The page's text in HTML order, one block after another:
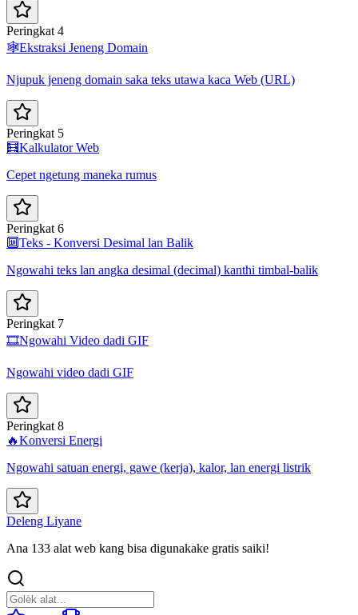
Peringkat 4
🕸️Ekstraksi Jeneng Domain
Njupuk jeneng domain saka teks utawa kaca Web (URL)
Peringkat 5
🧮Kalkulator Web
Cepet ngetung maneka rumus
Peringkat 6
🔟Teks - Konversi Desimal lan Balik
Ngowahi teks lan angka desimal (decimal) kanthi timbal-balik
Peringkat 7
🎞️Ngowahi Video dadi GIF
Ngowahi video dadi GIF
Peringkat 8
🔥Konversi Energi
Ngowahi satuan energi, gawe (kerja), kalor, lan energi listrik
Deleng Liyane
Ana 133 alat web kang bisa digunakake gratis saiki!